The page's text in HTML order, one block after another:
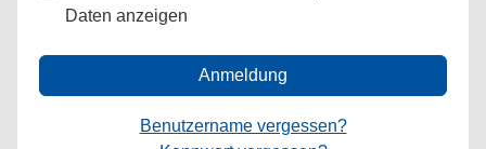
Daten anzeigen
Anmeldung
Benutzername vergessen?